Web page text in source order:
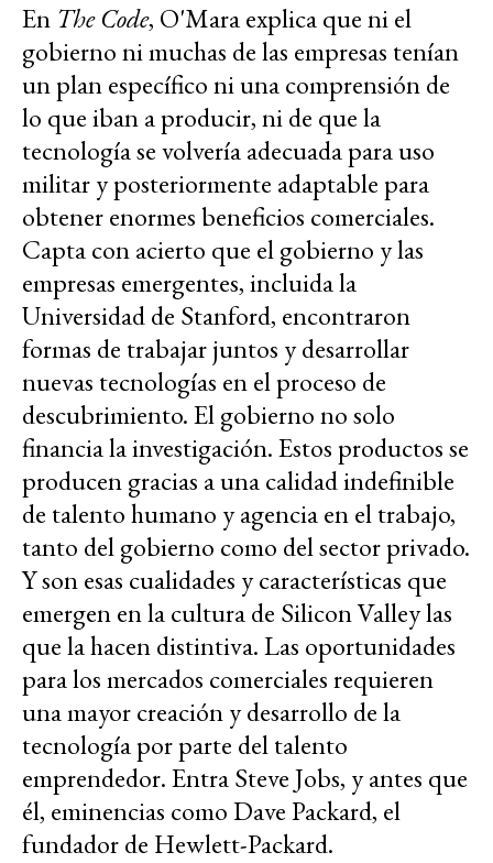
En The Code, O'Mara explica que ni el
gobierno ni muchas de las empresas tenían
un plan específico ni una comprensión de
lo que iban a producir, ni de que la
tecnología se volvería adecuada para uso
militar y posteriormente adaptable para
obtener enormes beneficios comerciales.
Capta con acierto que el gobierno y las
empresas emergentes, incluida la
Universidad de Stanford, encontraron
formas de trabajar juntos y desarrollar
nuevas tecnologías en el proceso de
descubrimiento. El gobierno no solo
financia la investigación. Estos productos se
producen gracias a una calidad indefinible
de talento humano y agencia en el trabajo,
tanto del gobierno como del sector privado.
Y son esas cualidades y características que
emergen en la cultura de Silicon Valley las
que la hacen distintiva. Las oportunidades
para los mercados comerciales requieren
una mayor creación y desarrollo de la
tecnología por parte del talento
emprendedor. Entra Steve Jobs, y antes que
él, eminencias como Dave Packard, el
fundador de Hewlett-Packard.